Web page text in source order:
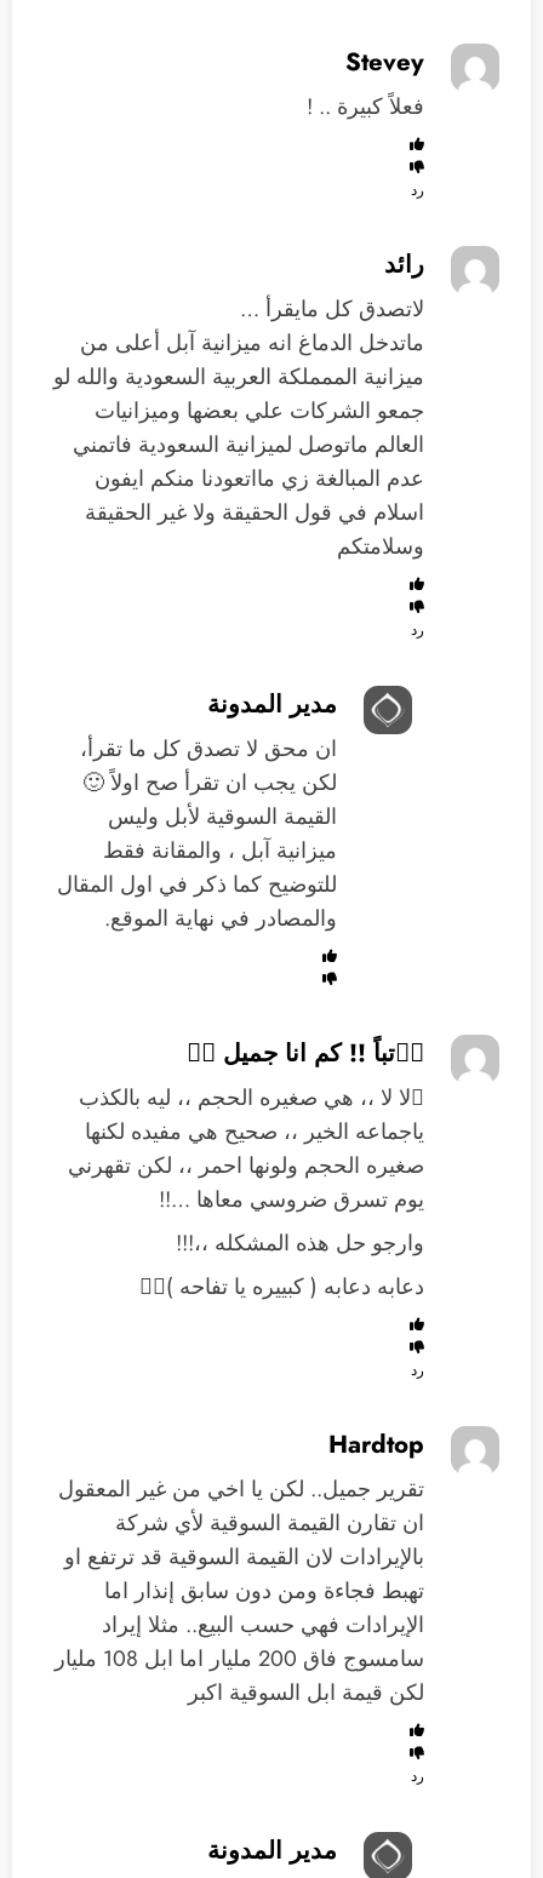
Stevey
فعلاً كبيرة .. !
رد
رائد
لاتصدق كل مايقرأ …
ماتدخل الدماغ انه ميزانية آبل أعلى من
ميزانية الممملكة العربية السعودية والله لو
جمعو الشركات علي بعضها وميزانيات
العالم ماتوصل لميزانية السعودية فاتمني
عدم المبالغة زي مااتعودنا منكم ايفون
اسلام في قول الحقيقة ولا غير الحقيقة
وسلامتكم
رد
مدير المدونة
ان محق لا تصدق كل ما تقرأ،
لكن يجب ان تقرأ صح اولاً 🙂
القيمة السوقية لأبل وليس
ميزانية آبل ، والمقانة فقط
للتوضيح كما ذكر في اول المقال
والمصادر في نهاية الموقع.
تباً !! كم انا جميل 
لا لا ،، هي صغيره الحجم ،، ليه بالكذب
ياجماعه الخير ،، صحيح هي مفيده لكنها
صغيره الحجم ولونها احمر ،، لكن تقهرني
يوم تسرق ضروسي معاها …!!
وارجو حل هذه المشكله ،،!!!
دعابه دعابه ( كبييره يا تفاحه )
رد
Hardtop
تقرير جميل.. لكن يا اخي من غير المعقول
ان تقارن القيمة السوقية لأي شركة
بالإيرادات لان القيمة السوقية قد ترتفع او
تهبط فجاءة ومن دون سابق إنذار اما
الإيرادات فهي حسب البيع.. مثلا إيراد
سامسوج فاق 200 مليار اما ابل 108 مليار
لكن قيمة ابل السوقية اكبر
رد
مدير المدونة